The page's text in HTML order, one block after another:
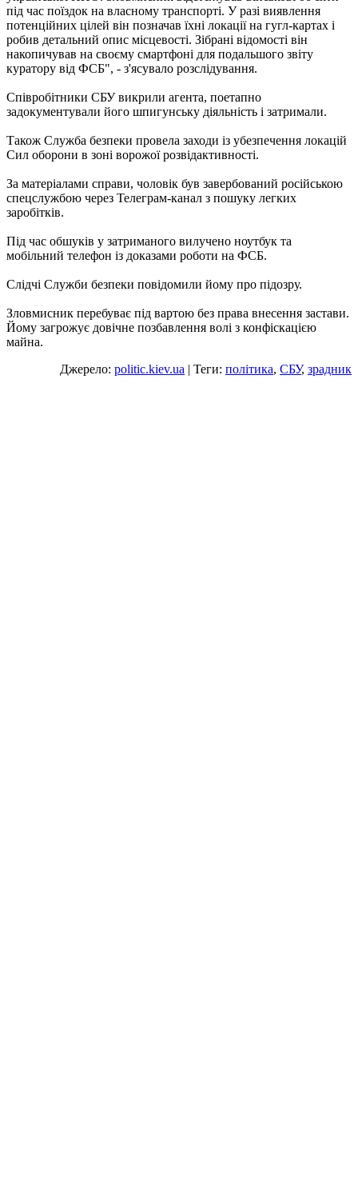
під час поїздок на власному транспорті. У разі виявлення
потенційних цілей він позначав їхні локації на гугл-картах і
робив детальний опис місцевості. Зібрані відомості він
накопичував на своєму смартфоні для подальшого звіту
куратору від ФСБ", - з'ясувало розслідування.
Співробітники СБУ викрили агента, поетапно
задокументували його шпигунську діяльність і затримали.
Також Служба безпеки провела заходи із убезпечення локацій
Сил оборони в зоні ворожої розвідактивності.
За матеріалами справи, чоловік був завербований російською
спецслужбою через Телеграм-канал з пошуку легких
заробітків.
Під час обшуків у затриманого вилучено ноутбук та
мобільний телефон із доказами роботи на ФСБ.
Слідчі Служби безпеки повідомили йому про підозру.
Зловмисник перебуває під вартою без права внесення застави.
Йому загрожує довічне позбавлення волі з конфіскацією
майна.
Джерело: politic.kiev.ua | Теги: політика, СБУ, зрадник